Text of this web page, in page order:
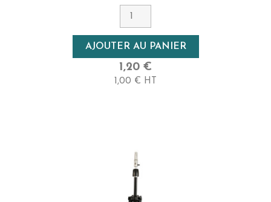
AJOUTER AU PANIER
1,20 €
1,00 € HT